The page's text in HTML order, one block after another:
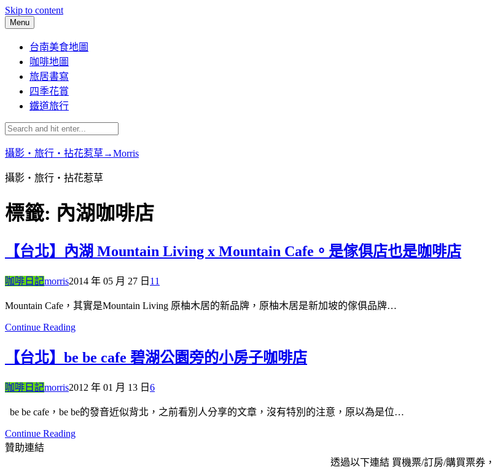
Skip to content
Menu
台南美食地圖
咖啡地圖
旅居書寫
四季花賞
鐵道旅行
攝影‧旅行‧拈花惹草→Morris
攝影‧旅行‧拈花惹草
標籤: 內湖咖啡店
【台北】內湖 Mountain Living x Mountain Cafe。是傢俱店也是咖啡店
咖啡日記morris2014 年 05 月 27 日 11
Mountain Cafe，其實是Mountain Living 原柚木居的新品牌，原柚木居是新加坡的傢俱品牌…
Continue Reading
【台北】be be cafe 碧湖公園旁的小房子咖啡店
咖啡日記morris2012 年 01 月 13 日 6
be be cafe，be be的發音近似背北，之前看別人分享的文章，沒有特別的注意，原以為是位…
Continue Reading
贊助連結
透過以下連結 買機票/訂房/購買票券，